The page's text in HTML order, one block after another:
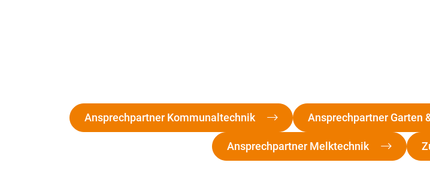
Ansprechpartner Kommunaltechnik Ansprechpartner Garten
Ansprechpartner Melktechnik